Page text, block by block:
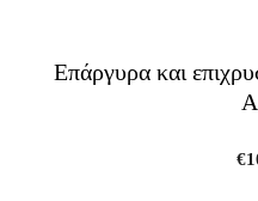
Επάργυρα και
€